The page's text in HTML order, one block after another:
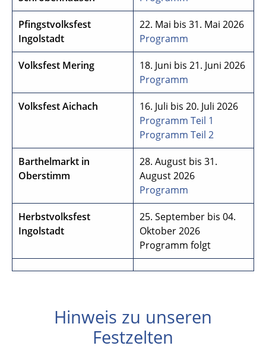
Pfingstvolksfest
Ingolstadt
22. Mai bis 31. Mai 2026
Programm
Volksfest Mering
18. Juni bis 21. Juni 2026
Programm
Volksfest Aichach
16. Juli bis 20. Juli 2026
Programm Teil 1
Programm Teil 2
Barthelmarkt in
Oberstimm
28. August bis 31.
August 2026
Programm
Herbstvolksfest
Ingolstadt
25. September bis 04.
Oktober 2026
Programm folgt
Hinweis zu unseren
Festzelten